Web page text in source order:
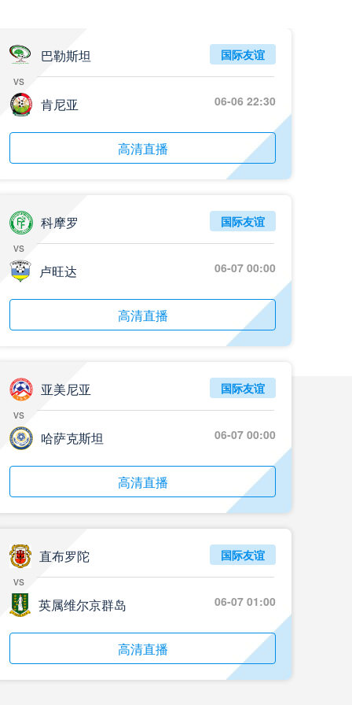
巴勒斯坦
vs
肯尼亚
国际友谊
06-06 22:30
高清直播
科摩罗
vs
卢旺达
国际友谊
06-07 00:00
高清直播
亚美尼亚
vs
哈萨克斯坦
国际友谊
06-07 00:00
高清直播
直布罗陀
vs
英属维尔京群岛
国际友谊
06-07 01:00
高清直播